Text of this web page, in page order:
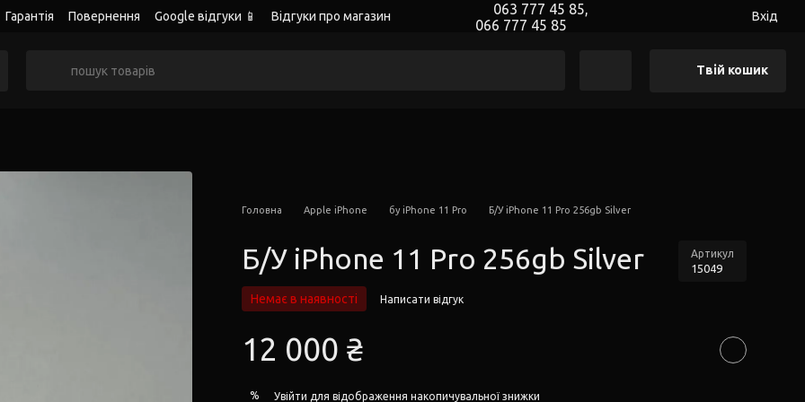
Гарантія Повернення Google відгуки 📱
Відгуки про магазин
063 777 45 85,
066 777 45 85
Вхід
Твій кошик
Головна Apple iPhone бу iPhone 11 Pro Б/У iPhone 11 Pro 256gb Silver
Б/У iPhone 11 Pro 256gb Silver Артикул
15049
Немає в наявності Написати відгук
12 000 ₴
% Увійти для відображення накопичувальної знижки